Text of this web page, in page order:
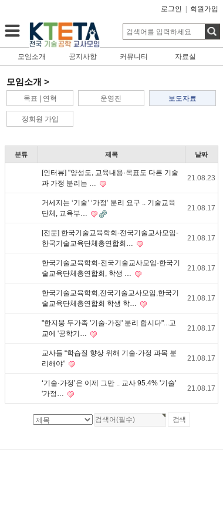
로그인 회원가입
모임소개 공지사항 커뮤니티 자료실
모임소개 >
목표 | 연혁 운영진 보도자료
정회원 가입
분류 제목 날짜
[인터뷰] "양성도, 교육내용·목표도 다른 기술
과 가정 분리는 …
21.08.23
거세지는 ‘기술’ ‘가정’ 분리 요구 .. 기술교육
단체, 교육부…
21.08.17
[전문] 한국기술교육학회-전국기술교사모임-
한국기술교육단체총연합회…
21.08.17
한국기술교육학회-전국기술교사모임-한국기
술교육단체총연합회, 학생 …
21.08.17
한국기술교육학회,전국기술교사모임,한국기
술교육단체총연합회 학생 학…
21.08.17
"한지붕 두가족 '기술·가정' 분리 합시다"...고
교에 '공학기…
21.08.17
교사들 “학습질 향상 위해 기술·가정 과목 분
리해야”
21.08.17
‘기술·가정’은 이제 그만 .. 교사 95.4% '기술'
'가정…
21.08.17